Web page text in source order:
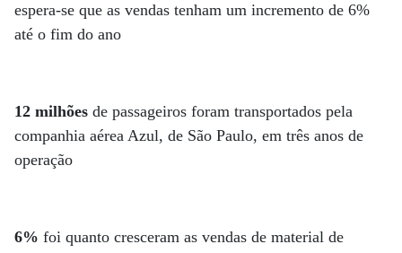
espera-se que as vendas tenham um incremento de 6%
até o fim do ano
12 milhões de passageiros foram transportados pela
companhia aérea Azul, de São Paulo, em três anos de
operação
6% foi quanto cresceram as vendas de material de